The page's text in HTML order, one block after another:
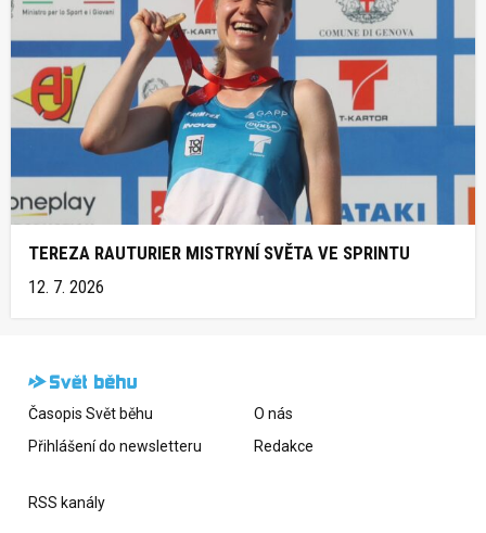
TEREZA RAUTURIER MISTRYNÍ SVĚTA VE SPRINTU
12. 7. 2026
Časopis Svět běhu
Přihlášení do newsletteru
O nás
Redakce
RSS kanály